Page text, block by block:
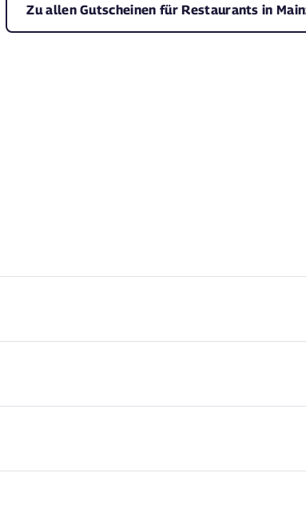
Zu allen Gutscheinen für Restaurants in